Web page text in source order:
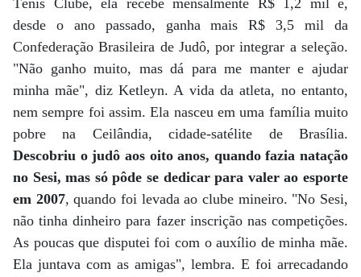
Tênis Clube, ela recebe mensalmente R$ 1,2 mil e,
desde o ano passado, ganha mais R$ 3,5 mil da
Confederação Brasileira de Judô, por integrar a seleção.
"Não ganho muito, mas dá para me manter e ajudar
minha mãe", diz Ketleyn. A vida da atleta, no entanto,
nem sempre foi assim. Ela nasceu em uma família muito
pobre na Ceilândia, cidade-satélite de Brasília.
Descobriu o judô aos oito anos, quando fazia natação
no Sesi, mas só pôde se dedicar para valer ao esporte
em 2007, quando foi levada ao clube mineiro. "No Sesi,
não tinha dinheiro para fazer inscrição nas competições.
As poucas que disputei foi com o auxílio de minha mãe.
Ela juntava com as amigas", lembra. E foi arrecadando